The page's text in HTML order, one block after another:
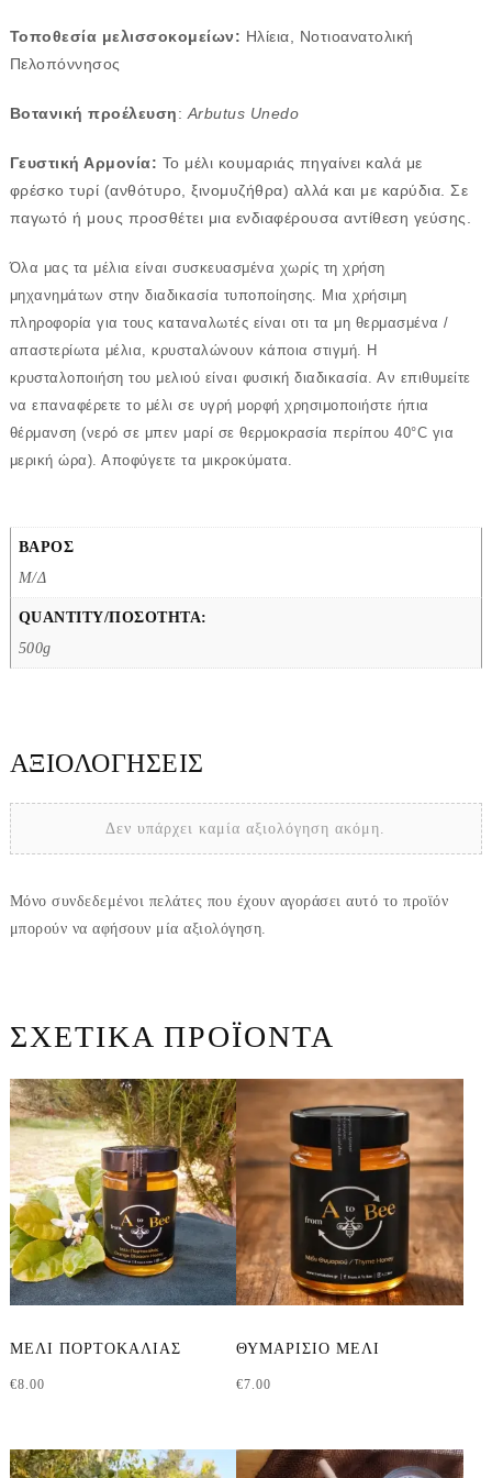
Τοποθεσία μελισσοκομείων: Ηλίεια, Νοτιοανατολική
Πελοπόννησος
Βοτανική προέλευση:Arbutus Unedo
Γευστική Αρμονία: Το μέλι κουμαριάς πηγαίνει καλά με
φρέσκο τυρί (ανθότυρο, ξινομυζήθρα) αλλά και με καρύδια. Σε
παγωτό ή μους προσθέτει μια ενδιαφέρουσα αντίθεση γεύσης.
Όλα μας τα μέλια είναι συσκευασμένα χωρίς τη χρήση
μηχανημάτων στην διαδικασία τυποποίησης. Μια χρήσιμη
πληροφορία για τους καταναλωτές είναι οτι τα μη θερμασμένα /
απαστερίωτα μέλια, κρυσταλώνουν κάποια στιγμή. Η
κρυσταλοποιήση του μελιού είναι φυσική διαδικασία. Αν επιθυμείτε
να επαναφέρετε το μέλι σε υγρή μορφή χρησιμοποιήστε ήπια
θέρμανση (νερό σε μπεν μαρί σε θερμοκρασία περίπου 40°C για
μερική ώρα). Αποφύγετε τα μικροκύματα.
ΒΆΡΟΣ
Μ/Δ
QUANTITY/ΠΟΣΌΤΗΤΑ:
500g
ΑΞΙΟΛΟΓΉΣΕΙΣ
Δεν υπάρχει καμία αξιολόγηση ακόμη.
Μόνο συνδεδεμένοι πελάτες που έχουν αγοράσει αυτό το προϊόν
μπορούν να αφήσουν μία αξιολόγηση.
ΣΧΕΤΙΚΆ ΠΡΟΪΌΝΤΑ
προϊόν
παραλλαγές.
ΜΕΛΙ ΠΟΡΤΟΚΑΛΙΑΣ
€8.00
προϊόν
παραλλαγές.
ΘΥΜΑΡΙΣΙΟ ΜΕΛΙ
€7.00